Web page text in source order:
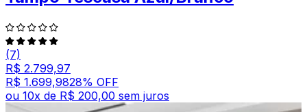
(7)
R$ 2.799,97
R$ 1.699,9828% OFF
ou 10x de R$ 200,00 sem juros